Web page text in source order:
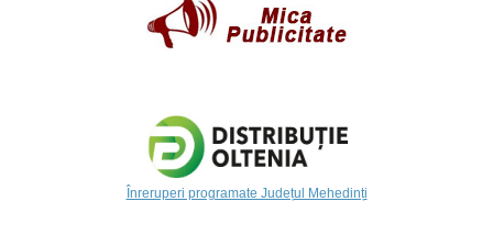
Înreruperi programate Județul Mehedinți